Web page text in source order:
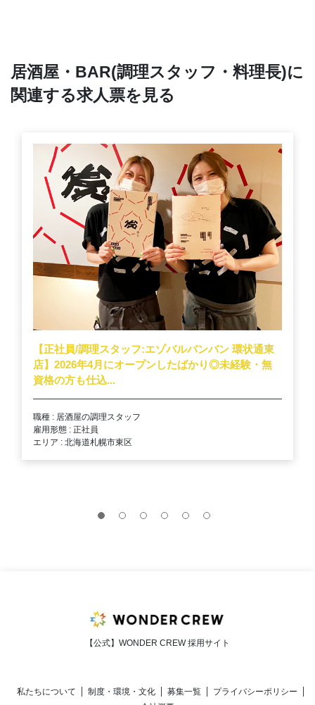
居酒屋・BAR(調理スタッフ・料理長)に
関連する求人票を見る
【正社員/調理スタッフ:エゾバルバンバン 環状通東
店】2026年4月にオープンしたばかり◎未経験・無
資格の方も仕込...
職種 : 居酒屋の調理スタッフ
雇用形態 : 正社員
エリア : 北海道札幌市東区
【公式】WONDER CREW 採用サイト
私たちについて 制度・環境・文化 募集一覧
プライバシーポリシー